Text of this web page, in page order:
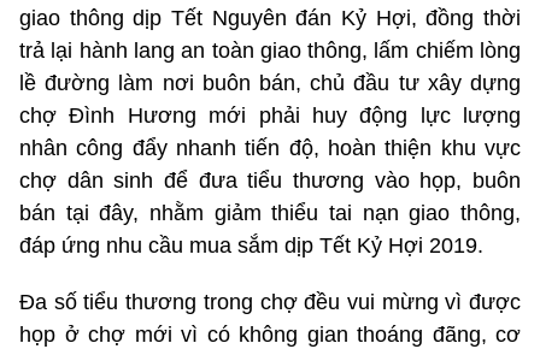
giao thông dịp Tết Nguyên đán Kỷ Hợi, đồng thời
trả lại hành lang an toàn giao thông, lấm chiếm lòng
lề đường làm nơi buôn bán, chủ đầu tư xây dựng
chợ Đình Hương mới phải huy động lực lượng
nhân công đẩy nhanh tiến độ, hoàn thiện khu vực
chợ dân sinh để đưa tiểu thương vào họp, buôn
bán tại đây, nhằm giảm thiểu tai nạn giao thông,
đáp ứng nhu cầu mua sắm dịp Tết Kỷ Hợi 2019.
Đa số tiểu thương trong chợ đều vui mừng vì được
họp ở chợ mới vì có không gian thoáng đãng, cơ